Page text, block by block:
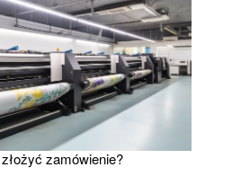
zamówienie?